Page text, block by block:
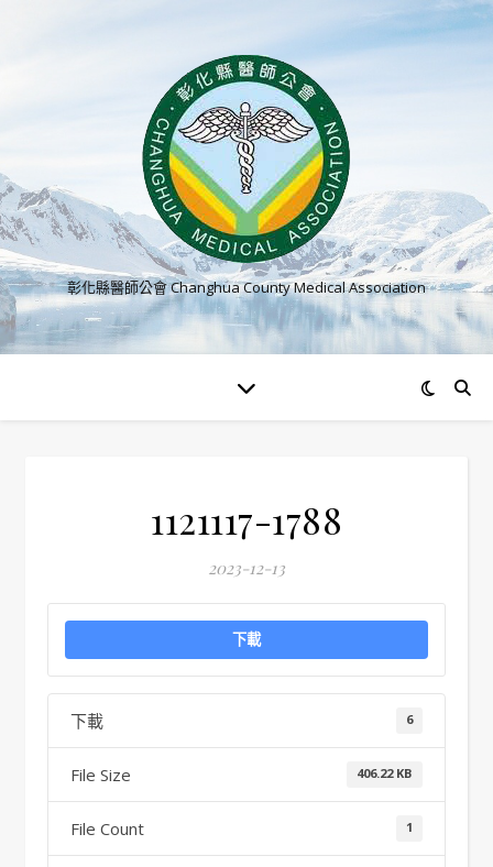
彰化縣醫師公會 Changhua County Medical Association
1121117-1788
2023-12-13
下載
下載 6
File Size 406.22 KB
File Count 1